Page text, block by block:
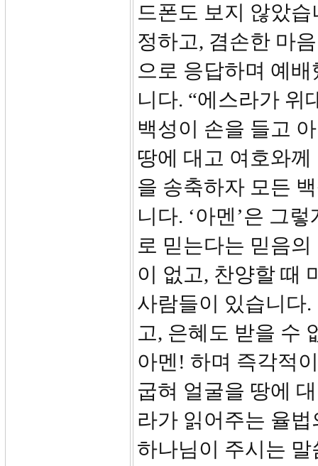
드폰도 보지 않았
정하고, 겸손한 마
으로 응답하며 예
니다. “에스라가 위
백성이 손을 들고
땅에 대고 여호와
을 송축하자 모든
니다. ‘아멘’은 그
로 믿는다는 믿음
이 없고, 찬양할 때
사람들이 있습니다
고, 은혜도 받을 수
아멘! 하며 즉각적
굽혀 얼굴을 땅에
라가 읽어주는 율
하나님이 주시는